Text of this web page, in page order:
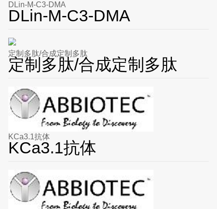
DLin-M-C3-DMA
DLin-M-C3-DMA
定制多肽/合成定制多肽
定制多肽/合成定制多肽
KCa3.1抗体
KCa3.1抗体